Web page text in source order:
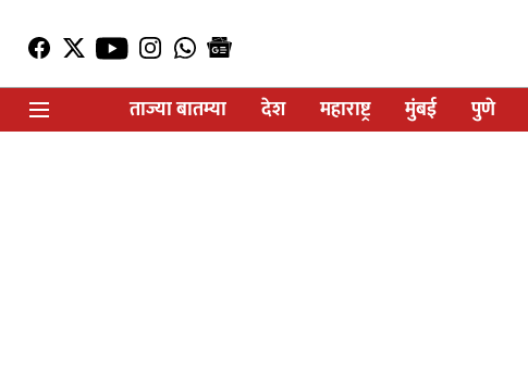
ताज्या बातम्या
देश महाराष्ट्र मुंबई पुणे